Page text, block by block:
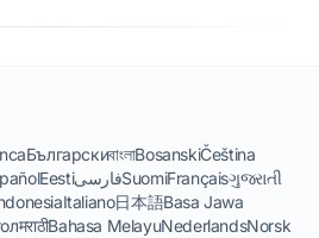
БългарскиবাংলাBosanskiČeština
EestiفارسیSuomiFrançaisગુજરાતી
Italiano日本語Basa Jawa
मराठीBahasa MelayuNederlandsNorsk